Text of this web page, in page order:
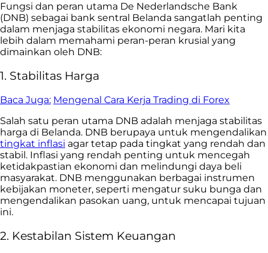
Fungsi dan peran utama De Nederlandsche Bank
(DNB) sebagai bank sentral Belanda sangatlah penting
dalam menjaga stabilitas ekonomi negara. Mari kita
lebih dalam memahami peran-peran krusial yang
dimainkan oleh DNB:
1. Stabilitas Harga
Baca Juga: Mengenal Cara Kerja Trading di Forex
Salah satu peran utama DNB adalah menjaga stabilitas
harga di Belanda. DNB berupaya untuk mengendalikan
tingkat inflasi agar tetap pada tingkat yang rendah dan
stabil. Inflasi yang rendah penting untuk mencegah
ketidakpastian ekonomi dan melindungi daya beli
masyarakat. DNB menggunakan berbagai instrumen
kebijakan moneter, seperti mengatur suku bunga dan
mengendalikan pasokan uang, untuk mencapai tujuan
ini.
2. Kestabilan Sistem Keuangan